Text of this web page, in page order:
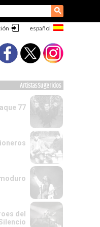
⚲
Artistas Sugeridos
77
del